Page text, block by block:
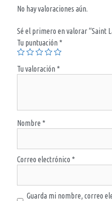
No hay valoraciones aún.
Sé el primero en valorar “Saint
Tu puntuación *
Tu valoración *
Nombre *
Correo electrónico *
Guarda mi nombre, correo